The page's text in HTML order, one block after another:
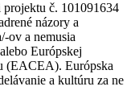
č. 101091634
názory a
ov a nemusia
Európskej
(EACEA). Európska
a kultúru za ne